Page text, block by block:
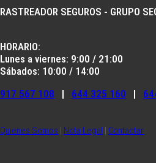
RASTREADOR SEGUROS - GRUPO
HORARIO:
Lunes a viernes: 9:00 / 21:00
Sábados: 10:00 / 14:00
917 567 108 | 644 325 160 |
Quienes Somos | Nota Legal | Contactar